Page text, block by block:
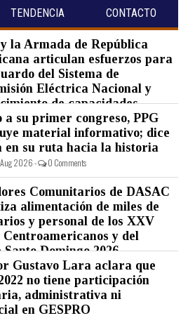
TENDENCIA CONTACTO
la Armada de República
articulan esfuerzos para
del Sistema de
Eléctrica Nacional y
de capacidades.
a su primer congreso, PPG
material informativo; dice
en su ruta hacia la historia
Aug 2026 - 0 Comments
Comunitarios de DASAC
alimentación de miles de
y personal de los XXV
Centroamericanos y del
Domingo 2026
Gustavo Lara aclara que
no tiene participación
administrativa ni
en GESPRO